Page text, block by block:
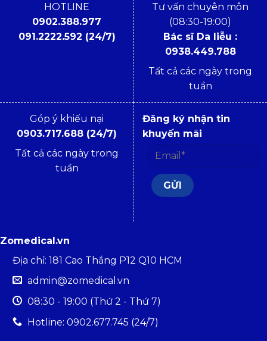
HOTLINE
0902.388.977
091.2222.592 (24/7)
Tư vấn chuyên môn
(08:30-19:00)
Bác sĩ Da liễu :
0938.449.788
Tất cả các ngày trong
tuần
Góp ý khiếu nại
0903.717.688 (24/7)
Tất cả các ngày trong
tuần
Đăng ký nhận tin
khuyến mãi
Zomedical.vn
Địa chỉ: 181 Cao Thắng P12 Q10 HCM
admin@zomedical.vn
08:30 - 19:00 (Thứ 2 - Thứ 7)
Hotline: 0902.677.745 (24/7)